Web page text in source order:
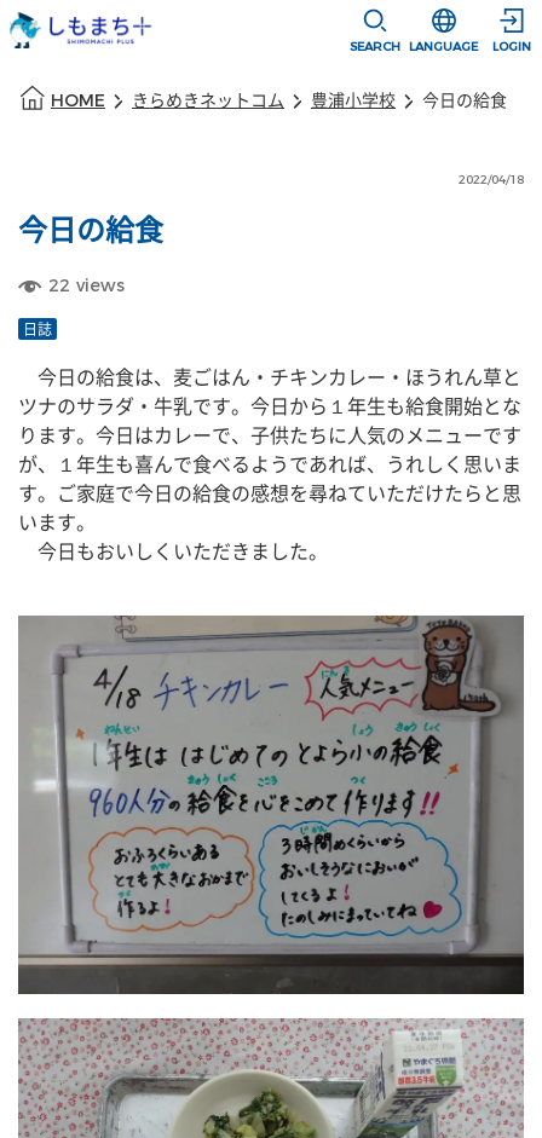
SEARCH
選択すると言
LANGUAGE LOGIN
HOME きらめきネットコム 豊浦小学校 今日の給食
2022/04/18
今日の給食
22 views
日誌
今日の給食は、麦ごはん・チキンカレー・ほうれん草と
ツナのサラダ・牛乳です。今日から１年生も給食開始とな
ります。今日はカレーで、子供たちに人気のメニューです
が、１年生も喜んで食べるようであれば、うれしく思いま
す。ご家庭で今日の給食の感想を尋ねていただけたらと思
います。
今日もおいしくいただきました。